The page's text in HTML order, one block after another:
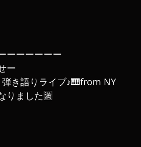
ーーーーーー
ー
き語りライブ♪🎹from NY
りました🈵